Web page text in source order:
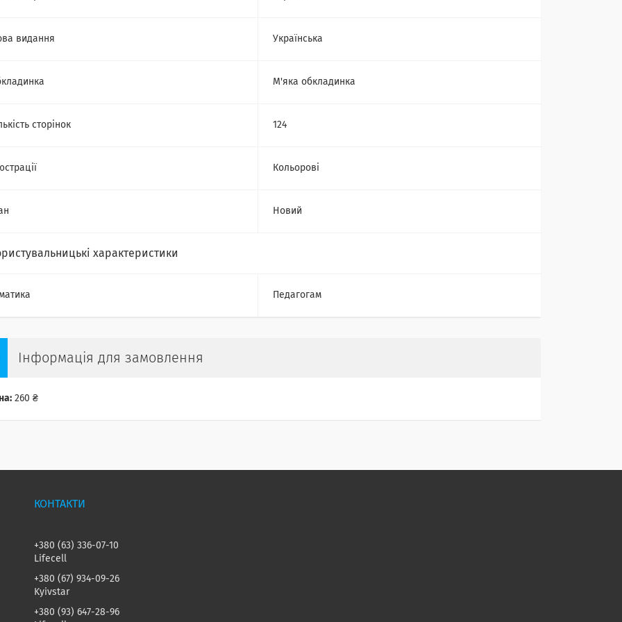
видання Українська
М'яка обкладинка
сторінок 124
Кольорові
Новий
характеристики
Педагогам
Інформація для замовлення
260 ₴
+380 (63) 336-07-10
Lifecell
+380 (67) 934-09-26
Kyivstar
+380 (93) 647-28-96